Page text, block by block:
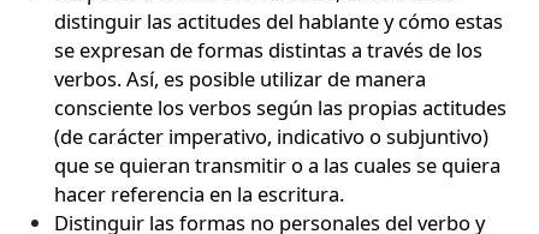
distinguir las actitudes del hablante y cómo estas
se expresan de formas distintas a través de los
verbos. Así, es posible utilizar de manera
consciente los verbos según las propias actitudes
(de carácter imperativo, indicativo o subjuntivo)
que se quieran transmitir o a las cuales se quiera
hacer referencia en la escritura.
Distinguir las formas no personales del verbo y